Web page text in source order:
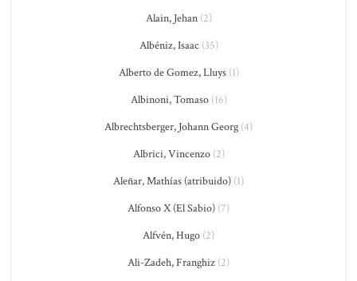
Alain, Jehan(2)
Albéniz, Isaac (35)
Alberto de Gomez, Lluys(1)
Albinoni, Tomaso(16)
Albrechtsberger, Johann Georg (4)
Albrici, Vincenzo(2)
Aleñar, Mathías (atribuido) (1)
Alfonso X (El Sabio) (7)
Alfvén, Hugo (2)
Ali-Zadeh, Franghiz (2)